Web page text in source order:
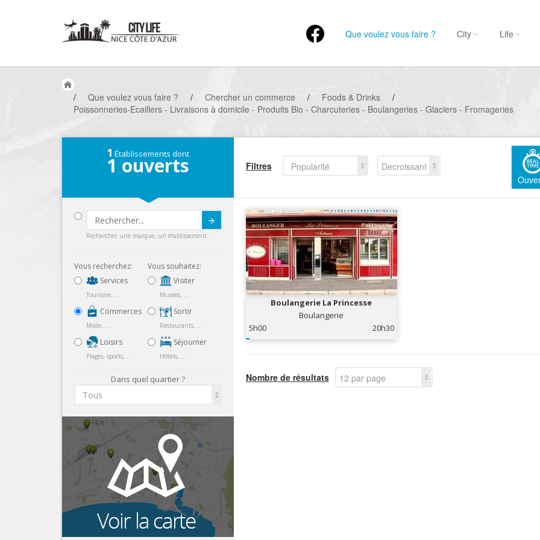
Que voulez vous faire ? City Life
/ Que voulez vous faire ? / Chercher un commerce / Foods & Drinks
/
Poissonneries-Ecaillers - Livraisons à domicile - Produits Bio - Charcuteries - Boulangeries - Glaciers - Fromageries
1 Établissements dont
1 ouverts
Rechercher une marque, un établissement...
Vous recherchez:
Services
Tourisme, ...
Commerces
Mode, ...
Loisirs
Plages, sports, ...
Vous souhaitez:
Visiter
Musées, ...
Sortir
Restaurants, ...
Séjourner
Hôtels, ...
Dans quel quartier ?
Tous
Filtres Popularité
Decroissant
Boulangerie La Princesse
Boulangerie
5h00
20h30
Nombre de résultats 12 par page